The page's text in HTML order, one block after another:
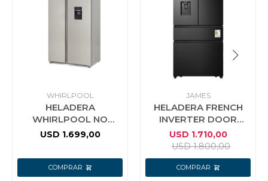
WHIRLPOOL
HELADERA
WHIRLPOOL NO
FROST INVERTER SIDE
USD 1.699,00
JAMES
HELADERA FRENCH
INVERTER DOOR
JAMES MODELO RJ
455 FTI KDD
USD 1.710,00
USD 1.800,00